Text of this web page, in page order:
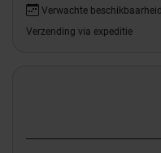
Verwachte
Verzending via expeditie